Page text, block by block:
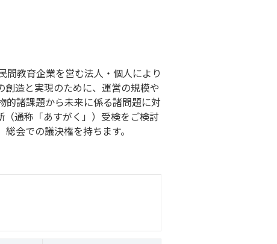
教育企業を営む法人・個人により
造と実現のために、運営の規模や
的諸課題から未来に係る諸問題に対
通称「あすがく」）受検をご検討
会での議決権を持ちます。